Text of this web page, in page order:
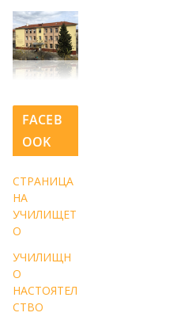
FACEB
OOK
СТРАНИЦА
НА
УЧИЛИЩЕТ
О
УЧИЛИЩН
О
НАСТОЯТЕЛ
СТВО